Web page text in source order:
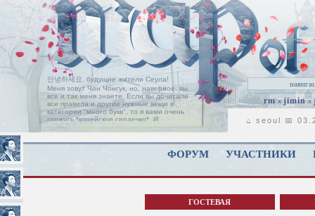
rm xjimin x
안녕하세요, будущие жители Сеула!
Меня зовут Чон Чонгук, но, наверное, вы
все и так меня знаете. Если вы дочитали
все правила и другие нужные вещи в
категории "много букв", то я вами очень
горжусь *корейское сердечко*. И
позвольте мне поприветствовать вас на
пороге нашей ролевой, с надеждой, что
вы найдете здесь свой дом, таким, каким
Читать
⌂ seoul 📅
ФОРУМ УЧАСТНИКИ
ГОСТЕВАЯ